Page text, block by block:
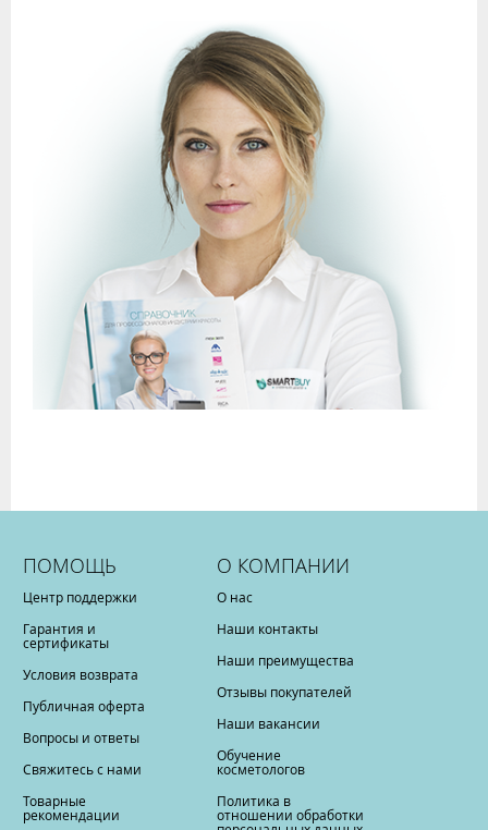
ПОМОЩЬ
Центр поддержки
Гарантия и
сертификаты
Условия возврата
Публичная оферта
Вопросы и ответы
Свяжитесь с нами
Товарные
рекомендации
О КОМПАНИИ
О нас
Наши контакты
Наши преимущества
Отзывы покупателей
Наши вакансии
Обучение
косметологов
Политика в
отношении обработки